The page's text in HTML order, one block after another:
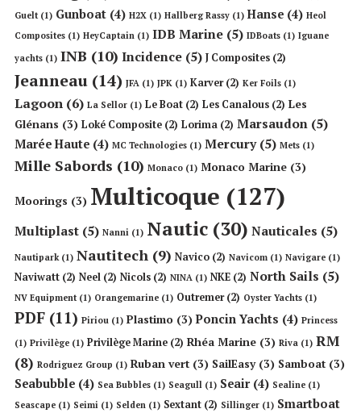
Guelt (1) Gunboat (4) H2X (1) Hallberg Rassy (1) Hanse (4) Heol
Composites (1) HeyCaptain (1) IDB Marine (5) IDBoats (1) Iguane
yachts (1) INB (10) Incidence (5) J Composites (2)
Jeanneau (14) JFA (1) JPK (1) Karver(2) Ker Foils (1)
Lagoon (6) La Sellor (1) Le Boat (2) Les Canalous (2) Les
Glénans (3) Loké Composite (2) Lorima (2) Marsaudon (5)
Marée Haute (4) MC Technologies (1) Mercury(5) Mets (1)
Mille Sabords (10) Monaco (1) Monaco Marine (3)
Moorings (3) Multicoque (127)
Multiplast (5) Nanni (1) Nautic (30) Nauticales (5)
Nautipark (1) Nautitech (9) Navico (2) Navicom (1) Navigare (1)
Naviwatt (2) Neel (2) Nicols (2) NINA (1) NKE (2) North Sails (5)
NV Equipment (1) Orangemarine (1) Outremer(2) Oyster Yachts (1)
PDF (11) Piriou (1) Plastimo (3) Poncin Yachts (4) Princess
(1) Privilège (1) Privilège Marine (2) Rhéa Marine (3) Riva (1) RM
(8) Rodriguez Group (1) Ruban vert (3) SailEasy(3) Samboat (3)
Seabubble (4) Sea Bubbles (1) Seagull (1) Seair(4) Sealine (1)
Seascape (1) Seimi (1) Selden (1) Sextant (2) Sillinger (1) Smartboat